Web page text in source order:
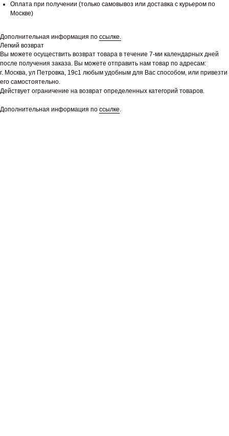
Оплата при получении (только самовывоз или доставка с курьером по
Москве)
Дополнительная информация по ссылке.
Легкий возврат
Вы можете осуществить возврат товара в течение 7-ми календарных дней
после получения заказа. Вы можете отправить нам товар по адресам:
г. Москва, ул Петровка, 19с1 любым удобным для Вас способом, или привезти
его самостоятельно.
Действует ограничение на возврат определенных категорий товаров.
Дополнительная информация по ссылке.